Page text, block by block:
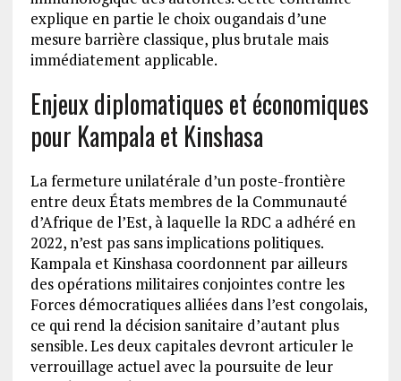
explique en partie le choix ougandais d’une
mesure barrière classique, plus brutale mais
immédiatement applicable.
Enjeux diplomatiques et économiques
pour Kampala et Kinshasa
La fermeture unilatérale d’un poste-frontière
entre deux États membres de la Communauté
d’Afrique de l’Est, à laquelle la RDC a adhéré en
2022, n’est pas sans implications politiques.
Kampala et Kinshasa coordonnent par ailleurs
des opérations militaires conjointes contre les
Forces démocratiques alliées dans l’est congolais,
ce qui rend la décision sanitaire d’autant plus
sensible. Les deux capitales devront articuler le
verrouillage actuel avec la poursuite de leur